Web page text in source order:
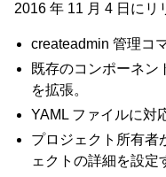
2016 年 11 月 4 日にリ
createadmin 管理コ
既存のコンポーネン
を拡張。
YAML ファイルに対
プロジェクト所有者
ェクトの詳細を設定